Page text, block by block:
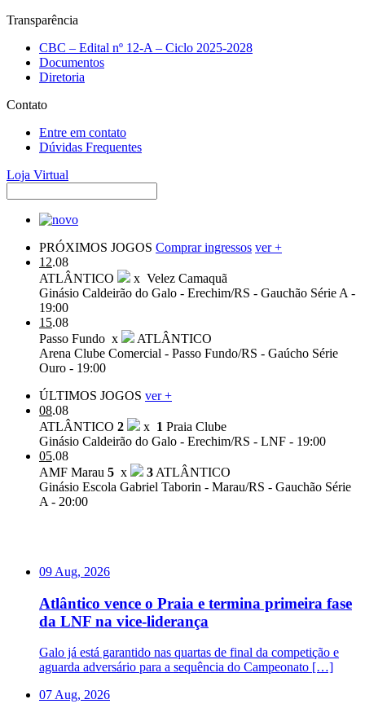
Transparência
CBC – Edital nº 12-A – Ciclo 2025-2028
Documentos
Diretoria
Contato
Entre em contato
Dúvidas Frequentes
Loja Virtual
PRÓXIMOS JOGOS Comprar ingressos ver +
12.08
ATLÂNTICO
x Velez Camaquã
Ginásio Caldeirão do Galo - Erechim/RS - Gauchão Série A -
19:00
15.08
Passo Fundo x
ATLÂNTICO
Arena Clube Comercial - Passo Fundo/RS - Gaúcho Série
Ouro - 19:00
ÚLTIMOS JOGOS ver +
08.08
ATLÂNTICO 2 x 1 Praia Clube
Ginásio Caldeirão do Galo - Erechim/RS - LNF - 19:00
05.08
AMF Marau 5 x 3 ATLÂNTICO
Ginásio Escola Gabriel Taborin - Marau/RS - Gauchão Série
A - 20:00
09 Aug, 2026
Atlântico vence o Praia e termina primeira fase
da LNF na vice-liderança
Galo já está garantido nas quartas de final da competição e
aguarda adversário para a sequência do Campeonato […]
07 Aug, 2026